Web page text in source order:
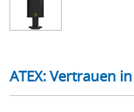
ATEX: Vertrauen